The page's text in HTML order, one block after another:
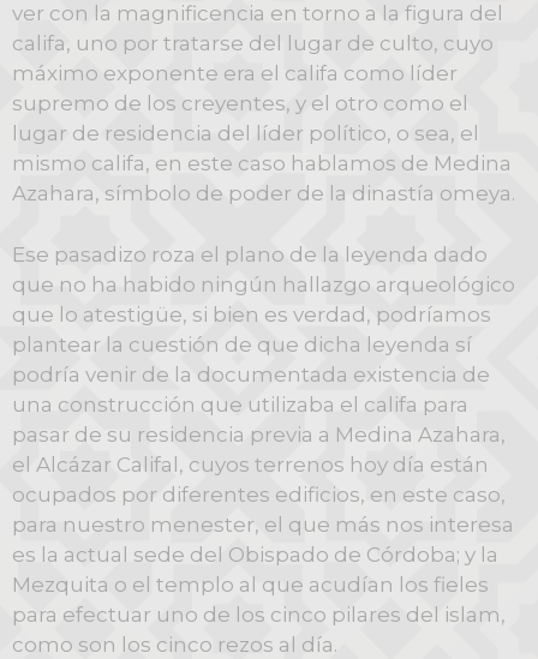
ver con la magnificencia en torno a la figura del
califa, uno por tratarse del lugar de culto, cuyo
máximo exponente era el califa como líder
supremo de los creyentes, y el otro como el
lugar de residencia del líder político, o sea, el
mismo califa, en este caso hablamos de Medina
Azahara, símbolo de poder de la dinastía omeya.
Ese pasadizo roza el plano de la leyenda dado
que no ha habido ningún hallazgo arqueológico
que lo atestigüe, si bien es verdad, podríamos
plantear la cuestión de que dicha leyenda sí
podría venir de la documentada existencia de
una construcción que utilizaba el califa para
pasar de su residencia previa a Medina Azahara,
el Alcázar Califal, cuyos terrenos hoy día están
ocupados por diferentes edificios, en este caso,
para nuestro menester, el que más nos interesa
es la actual sede del Obispado de Córdoba; y la
Mezquita o el templo al que acudían los fieles
para efectuar uno de los cinco pilares del islam,
como son los cinco rezos al día.